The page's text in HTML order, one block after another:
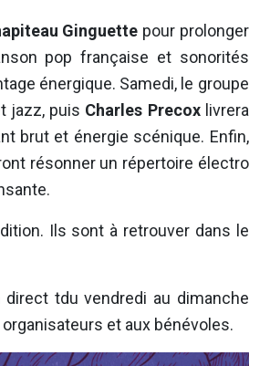
Ginguette pour prolonger
pop française et sonorités
énergique. Samedi, le groupe
jazz, puis Charles Precoxlivrera
brut et énergie scénique. Enfin,
résonner un répertoire électro
Ils sont à retrouver dans le
tdu vendredi au dimanche
et aux bénévoles.